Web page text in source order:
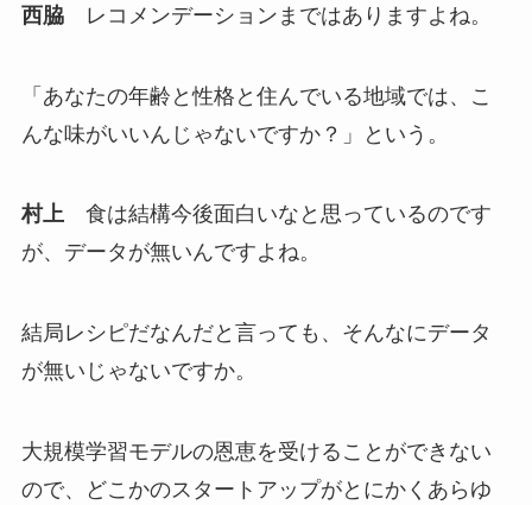
西脇レコメンデーションまではありますよね。
「あなたの年齢と性格と住んでいる地域では、こ
んな味がいいんじゃないですか？」という。
村上食は結構今後面白いなと思っているのです
が、データが無いんですよね。
結局レシピだなんだと言っても、そんなにデータ
が無いじゃないですか。
大規模学習モデルの恩恵を受けることができない
ので、どこかのスタートアップがとにかくあらゆ